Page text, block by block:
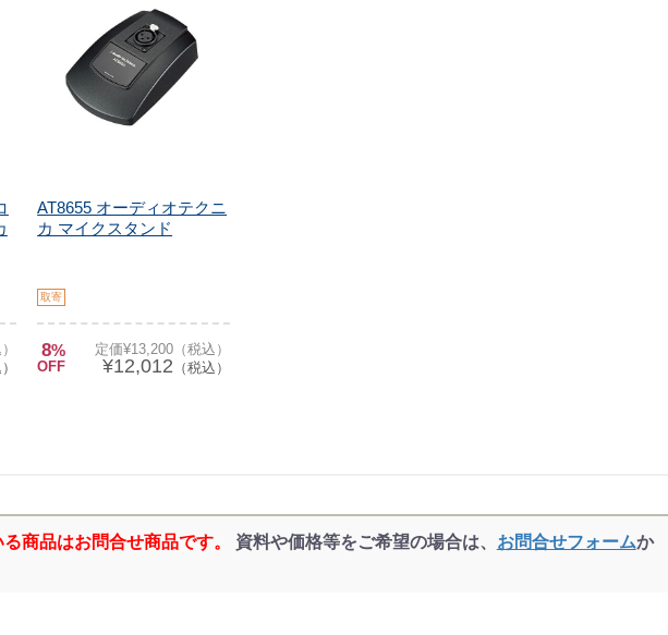
AT8655 オーディオテクニ
カ マイクスタンド
取寄
8%
OFF
定価¥13,200（税込）
¥12,012 （税込）
商品はお問合せ商品です。 資料や価格等をご希望の場合は、 お問合せフォームか